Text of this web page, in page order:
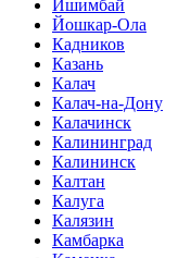
Ишимбай
Йошкар-Ола
Кадников
Казань
Калач
Калач-на-Дону
Калачинск
Калининград
Калининск
Калтан
Калуга
Калязин
Камбарка